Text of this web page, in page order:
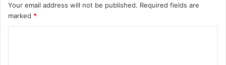
Your email address will not be published. Required fields are
marked *